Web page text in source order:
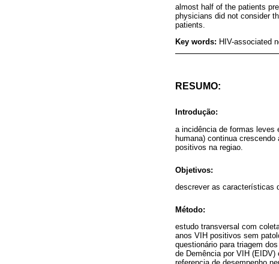
almost half of the patients
physicians did not consider
patients.
Key words: HIV-associated
RESUMO:
Introdução:
a incidência de formas leves
humana) continua
positivos na regiao.
Objetivos:
descrever as características
Método:
estudo transversal com
anos VIH positivos sem
questionário para triagem
de Demência por VIH (EIDV)